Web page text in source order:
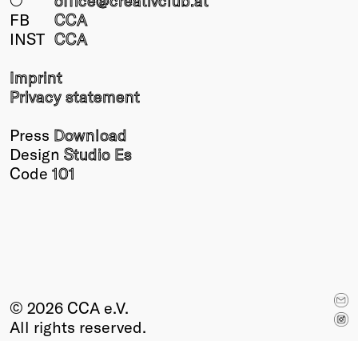
FB
CCA
INST CCA
Imprint
Privacy statement
Press Download
Design Studio Es
Code 101
© 2026 CCA e.V.
All rights reserved.